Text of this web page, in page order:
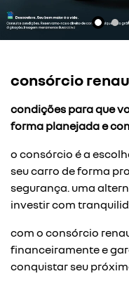
consórcio
condições para que
forma planejada e
o consórcio é a
seu carro de forma
segurança. uma
investir com
com o consórcio
financeiramente e
conquistar seu